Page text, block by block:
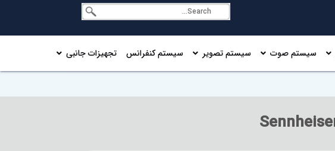
سیستم صوت سیستم تصویر سیستم کنفرانس تجهیزات جانبی